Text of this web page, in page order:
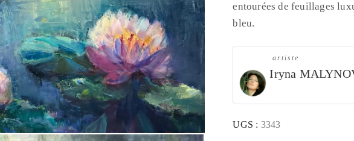
entourées de feuillages
bleu.
artiste
Iryna
UGS : 3343